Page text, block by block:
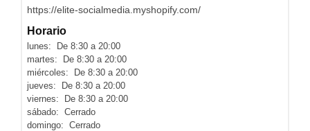
https://elite-socialmedia.myshopify.com/
Horario
lunes: De 8:30 a 20:00
martes: De 8:30 a 20:00
miércoles: De 8:30 a 20:00
jueves: De 8:30 a 20:00
viernes: De 8:30 a 20:00
sábado: Cerrado
domingo: Cerrado